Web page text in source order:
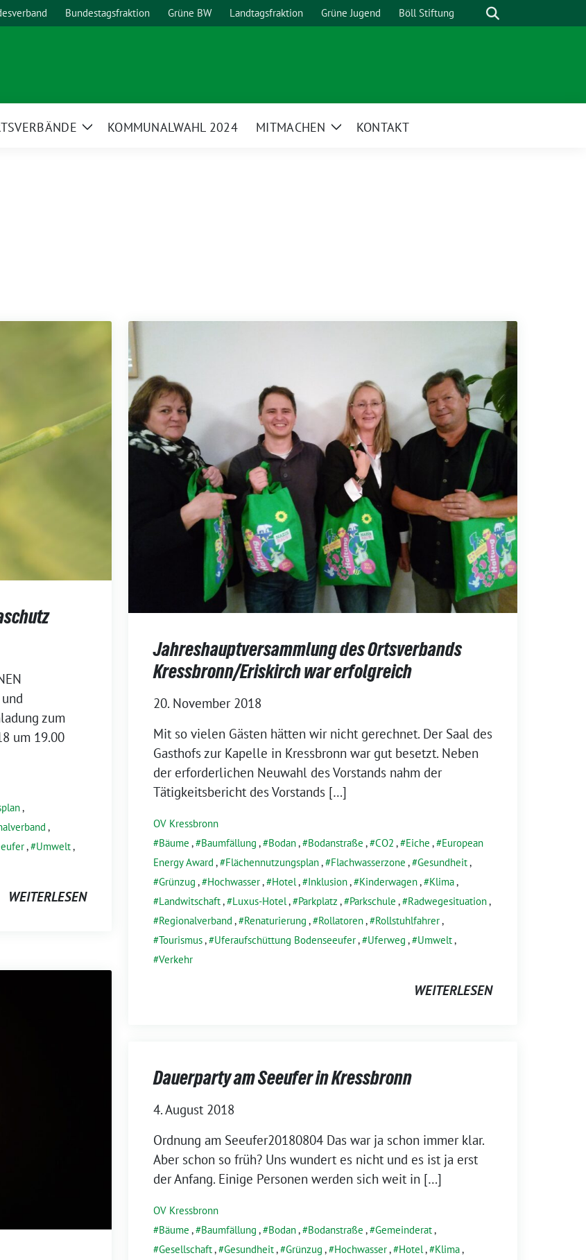
Bundestagsfraktion Grüne BW Landtagsfraktion Grüne Jugend Böll Stiftung Suche
ZeigeKOMMUNALWAHL 2024 MITMACHEN
ZeigeKONTAKT
zum
um 19.00
,
,
, Umwelt,
WEITERLESEN
Jahreshauptversammlung des Ortsverbands
Kressbronn/Eriskirch war erfolgreich
20. November 2018
Mit so vie­len Gästen hät­ten wir nicht gerech­net. Der Saal des
Gasthofs zur Kapelle in Kressbronn war gut besetzt. Neben
der erfor­der­li­chen Neuwahl des Vorstands nahm der
Tätigkeitsbericht des Vorstands […]
OV Kressbronn
Bäume , Baumfällung , Bodan, Bodanstraße , CO2 , Eiche ,
European
Energy Award , Flächennutzungsplan, Flachwasserzone , Gesundheit,
Grünzug , Hochwasser, Hotel , Inklusion, Kinderwagen, Klima,
Landwitschaft, Luxus-Hotel , Parkplatz , Parkschule , Radwegesituation,
Regionalverband , Renaturierung , Rollatoren, Rollstuhlfahrer,
Tourismus, Uferaufschüttung Bodenseeufer, Uferweg , Umwelt,
Verkehr
WEITERLESEN
Dauerparty am Seeufer in Kressbronn
4. August 2018
Ordnung am Seeufer20180804 Das war ja schon immer klar.
Aber schon so früh? Uns wun­dert es nicht und es ist ja erst
der Anfang. Einige Personen wer­den sich weit in […]
OV Kressbronn
Bäume , Baumfällung , Bodan, Bodanstraße , Gemeinderat,
Gesellschaft, Gesundheit, Grünzug , Hochwasser, Hotel , Klima,